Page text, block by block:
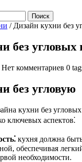
Поиск
/ Дизайн кухни без
без
Нет комментариев 0
без угловую
кухни без
ключевых аспектов⁚
кухня должна
обеспечивая
необходимости.